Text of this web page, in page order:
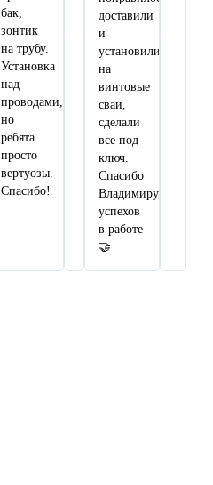
бак,
зонтик
на трубу.
Установка
над
проводами,
но
ребята
просто
вертуозы.
Спасибо!
доставили
и
установили
на
винтовые
сваи,
сделали
все под
ключ.
Спасибо
Владимиру,
успехов
в работе
🤝